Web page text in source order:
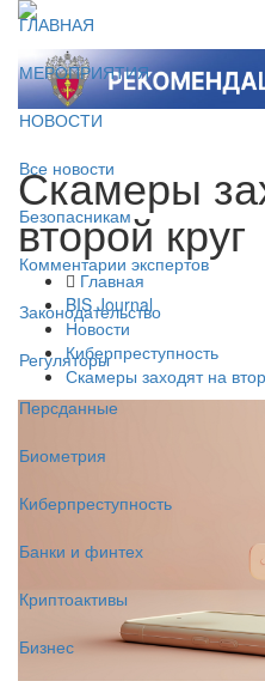
ГЛАВНАЯ
МЕРОПРИЯТИЯ
НОВОСТИ
Все новости
Безопасникам
Комментарии экспертов
Законодательство
Регуляторы
Персданные
Биометрия
Киберпреступность
Банки и финтех
Криптоактивы
Бизнес
Скамеры
второй круг
Главная
BIS Journal
Новости
Киберпреступность
Скамеры заходят на